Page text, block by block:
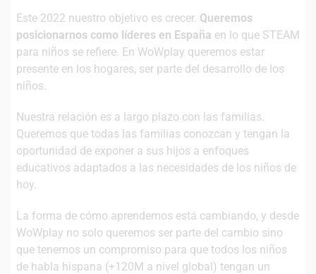
Este 2022 nuestro objetivo es crecer. Queremos
posicionarnos como líderes en España en lo que STEAM
para niños se refiere. En WoWplay queremos estar
presente en los hogares, ser parte del desarrollo de los
niños.
Nuestra relación es a largo plazo con las familias.
Queremos que todas las familias conozcan y tengan la
oportunidad de exponer a sus hijos a enfoques
educativos adaptados a las necesidades de los niños de
hoy.
La forma de cómo aprendemos está cambiando, y desde
WoWplay no solo queremos ser parte del cambio sino
que tenemos un compromiso para que todos los niños
de habla hispana (+120M a nivel global) tengan un